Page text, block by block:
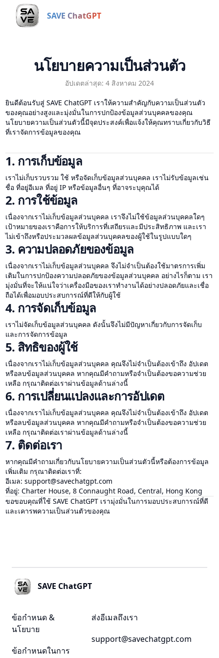
SAVE ChatGPT
นโยบายความเป็นส่วนตัว
อัปเดตล่าสุด: 4 สิงหาคม 2024
ยินดีต้อนรับสู่ SAVE ChatGPT เราให้ความสำคัญกับความเป็นส่วนตัว
ของคุณอย่างสูงและมุ่งมั่นในการปกป้องข้อมูลส่วนบุคคลของคุณ
นโยบายความเป็นส่วนตัวนี้มีจุดประสงค์เพื่อแจ้งให้คุณทราบเกี่ยวกับวิธี
ที่เราจัดการข้อมูลของคุณ
1. การเก็บข้อมูล
เราไม่เก็บรวบรวม ใช้ หรือจัดเก็บข้อมูลส่วนบุคคล เราไม่รับข้อมูลเช่น
ชื่อ ที่อยู่อีเมล ที่อยู่ IP หรือข้อมูลอื่นๆ ที่อาจระบุคุณได้
2. การใช้ข้อมูล
เนื่องจากเราไม่เก็บข้อมูลส่วนบุคคล เราจึงไม่ใช้ข้อมูลส่วนบุคคลใดๆ
เป้าหมายของเราคือการให้บริการที่เสถียรและมีประสิทธิภาพ และเรา
ไม่เข้าถึงหรือประมวลผลข้อมูลส่วนบุคคลของผู้ใช้ในรูปแบบใดๆ
3. ความปลอดภัยของข้อมูล
เนื่องจากเราไม่เก็บข้อมูลส่วนบุคคล จึงไม่จำเป็นต้องใช้มาตรการเพิ่ม
เติมในการปกป้องความปลอดภัยของข้อมูลส่วนบุคคล อย่างไรก็ตาม เรา
มุ่งมั่นที่จะให้แน่ใจว่าเครื่องมือของเราทำงานได้อย่างปลอดภัยและเชื่อ
ถือได้เพื่อมอบประสบการณ์ที่ดีให้กับผู้ใช้
4. การจัดเก็บข้อมูล
เราไม่จัดเก็บข้อมูลส่วนบุคคล ดังนั้นจึงไม่มีปัญหาเกี่ยวกับการจัดเก็บ
และการจัดการข้อมูล
5. สิทธิของผู้ใช้
เนื่องจากเราไม่เก็บข้อมูลส่วนบุคคล คุณจึงไม่จำเป็นต้องเข้าถึง อัปเดต
หรือลบข้อมูลส่วนบุคคล หากคุณมีคำถามหรือจำเป็นต้องขอความช่วย
เหลือ กรุณาติดต่อเราผ่านข้อมูลด้านล่างนี้
6. การเปลี่ยนแปลงและการอัปเดต
เนื่องจากเราไม่เก็บข้อมูลส่วนบุคคล คุณจึงไม่จำเป็นต้องเข้าถึง อัปเดต
หรือลบข้อมูลส่วนบุคคล หากคุณมีคำถามหรือจำเป็นต้องขอความช่วย
เหลือ กรุณาติดต่อเราผ่านข้อมูลด้านล่างนี้
7. ติดต่อเรา
หากคุณมีคำถามเกี่ยวกับนโยบายความเป็นส่วนตัวนี้หรือต้องการข้อมูล
เพิ่มเติม กรุณาติดต่อเราที่:
อีเมล:support@savechatgpt.com
ที่อยู่: Charter House, 8 Connaught Road, Central, Hong Kong
ขอขอบคุณที่ใช้ SAVE ChatGPT เรามุ่งมั่นในการมอบประสบการณ์ที่ดี
และเคารพความเป็นส่วนตัวของคุณ
SAVE ChatGPT
ข้อกำหนด &
นโยบาย
ข้อกำหนดในการ
ส่งอีเมลถึงเรา
support@savechatgpt.com